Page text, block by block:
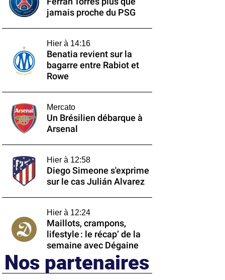
jamais proche du PSG
Hier à 14:16
Benatia revient sur la
bagarre entre Rabiot et
Rowe
Mercato
Un Brésilien débarque à
Arsenal
Hier à 12:58
Diego Simeone s'exprime
sur le cas Julián Alvarez
Hier à 12:24
Maillots, crampons,
lifestyle : le récap’ de la
semaine avec Dégaine
Nos partenaires